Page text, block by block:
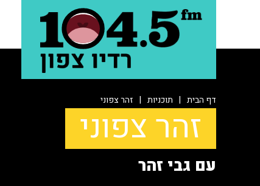
דף הבית | תוכניות | זהר צפוני
זהר צפוני
עם גבי זהר